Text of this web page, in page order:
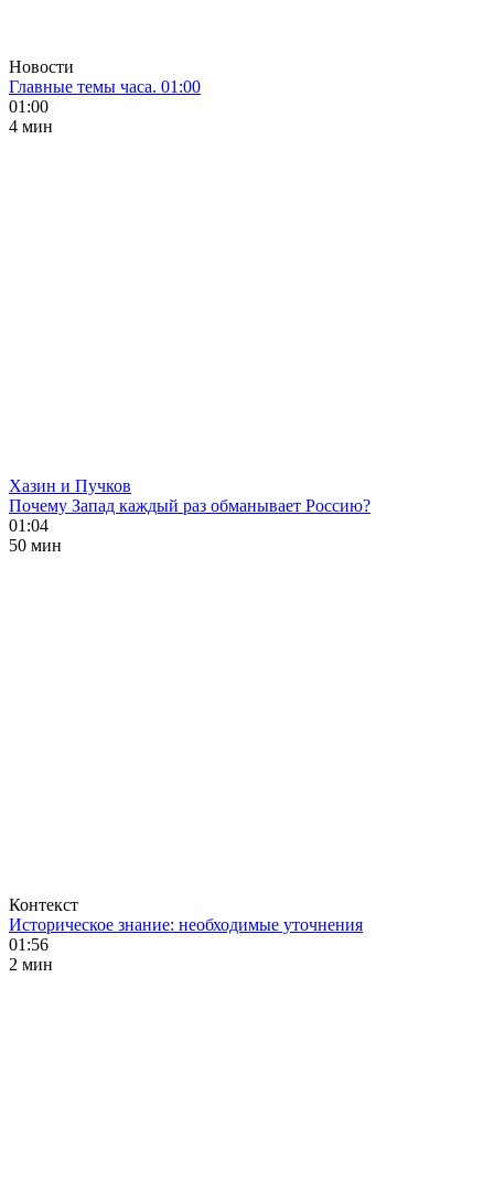
Новости
Главные темы часа. 01:00
01:00
4 мин
Хазин и Пучков
Почему Запад каждый раз обманывает Россию?
01:04
50 мин
Контекст
Историческое знание: необходимые уточнения
01:56
2 мин